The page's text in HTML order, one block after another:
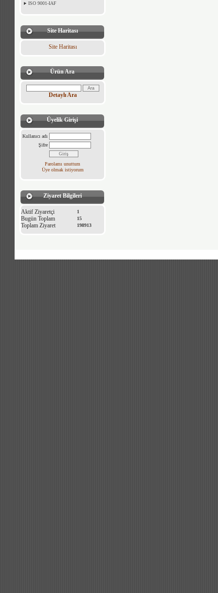
ISO 9001-IAF
Site Haritası
Site Haritası
Ürün Ara
Detaylı Ara
Üyelik Girişi
Kullanıcı adı
Şifre
Parolamı unuttum
Üye olmak istiyorum
Ziyaret Bilgileri
Aktif Ziyaretçi 1
Bugün Toplam 15
Toplam Ziyaret 198913